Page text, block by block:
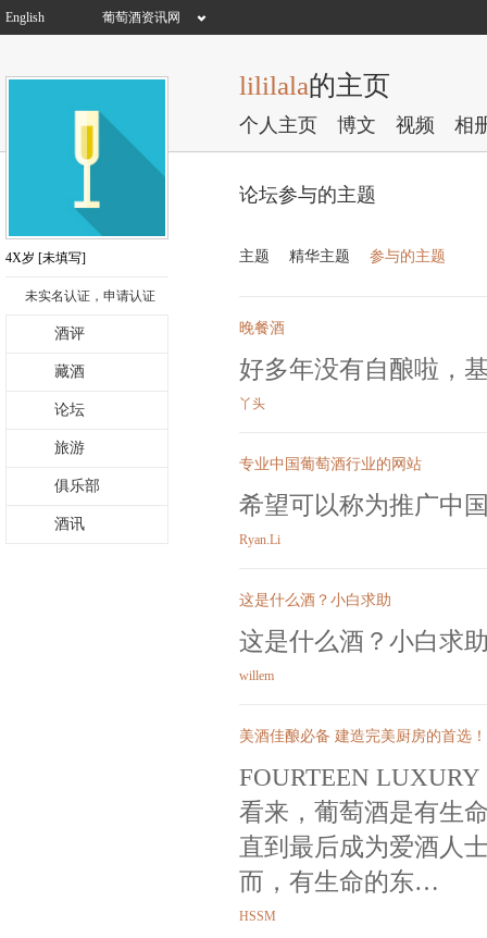
English 葡萄酒资讯网
lililala的主页
个人主页 博文 视频 相
4X岁 [未填写]
未实名认证，申请认证
酒评
藏酒
论坛
旅游
俱乐部
酒讯
论坛参与的主题
主题 精华主题 参与的主题
晚餐酒
好多年没有自酿啦，
丫头
专业中国葡萄酒行业的网站
希望可以称为推广中
Ryan.Li
这是什么酒？小白求助
这是什么酒？小白求
willem
美酒佳酿必备 建造完美厨房的首选！
FOURTEEN
看来，葡萄酒是有生
直到最后成为爱酒人
而，有生命的东…
HSSM